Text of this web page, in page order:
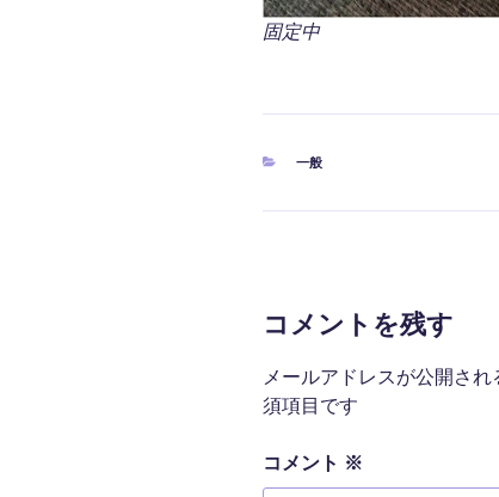
固定中
カ
一般
コメントを残す
メールアドレスが公開され
須項目です
コメント ※